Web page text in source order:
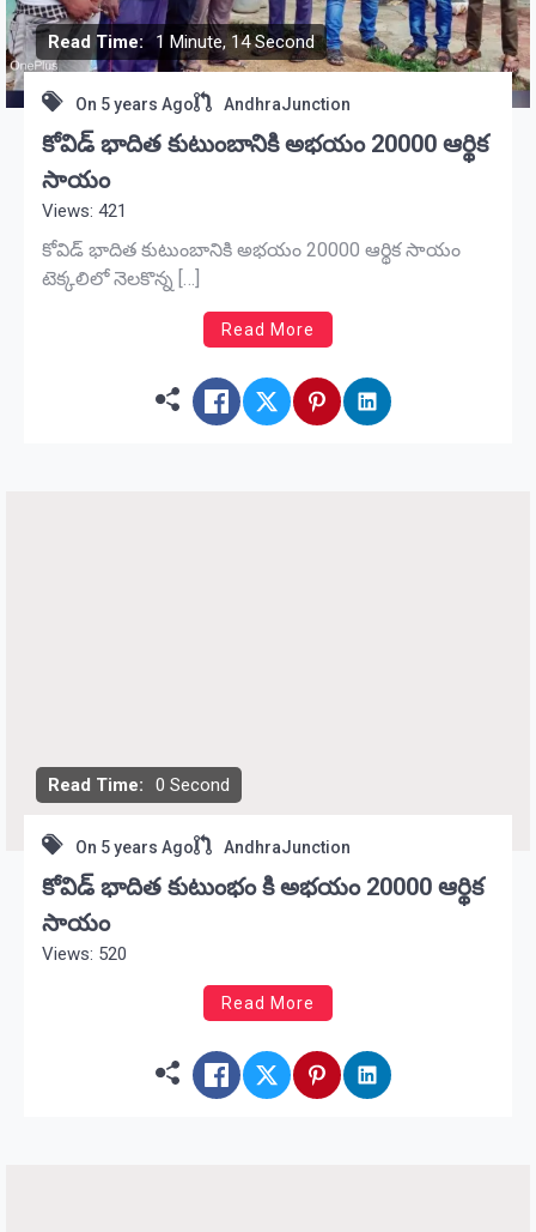
Read Time: 1 Minute, 14 Second
On 5 years Ago AndhraJunction
కోవిడ్ భాదిత కుటుంబానికి అభయం 20000 ఆర్థిక
సాయం
Views: 421
కోవిడ్ భాదిత కుటుంబానికి అభయం 20000 ఆర్థిక సాయం
టెక్కలిలో నెలకొన్న […]
Read More
Read Time: 0 Second
On 5 years Ago AndhraJunction
కోవిడ్ భాదిత కుటుంభం కి అభయం 20000 ఆర్థిక
సాయం
Views: 520
Read More